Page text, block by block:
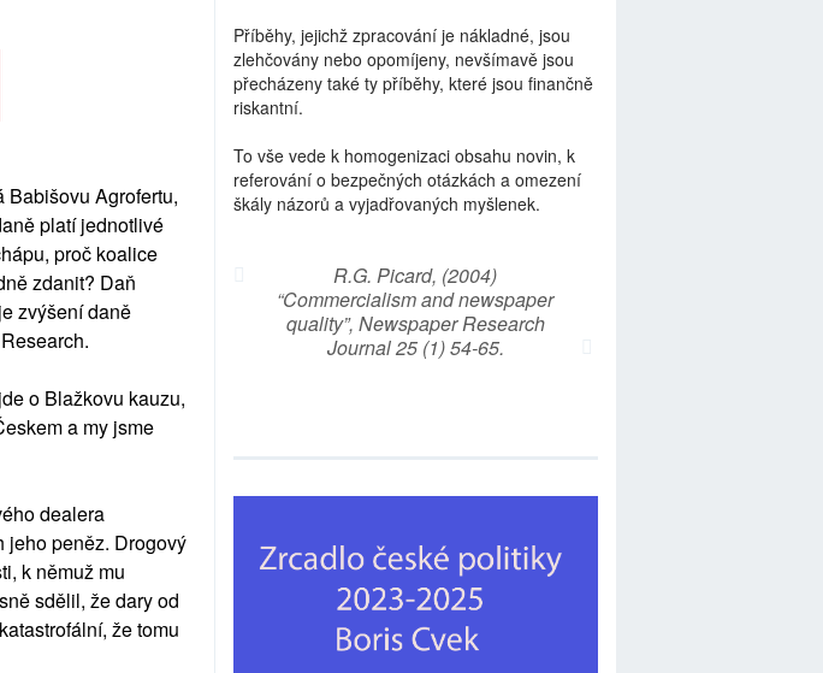
Babišovu Agrofertu,
platí jednotlivé
proč koalice
zdanit? Daň
zvýšení daně
o Blažkovu kauzu,
a my jsme
dealera
jeho peněz. Drogový
k němuž mu
sdělil, že dary od
že tomu
Příběhy, jejichž zpracování je nákladné, jsou
zlehčovány nebo opomíjeny, nevšímavě jsou
přecházeny také ty příběhy, které jsou finančně
riskantní.
To vše vede k homogenizaci obsahu novin, k
referování o bezpečných otázkách a omezení
škály názorů a vyjadřovaných myšlenek.
R.G. Picard, (2004)
“Commercialism and newspaper
quality”, Newspaper Research
Journal 25 (1) 54-65.